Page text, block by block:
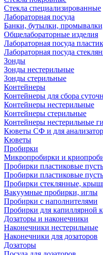
Стекла специализированные
Лабораторная посуда
Банки, бутылки,
Общелабораторные изделия
Лабораторная посуда
Лабораторная посуда
Зонды
Зонды нестерильные
Зонды стерильные
Контейнеры
Контейнеры для сбора
Контейнеры нестерильные
Контейнеры стерильные
Контейнеры нестерильные
Кюветы СФ и для
Кюветы
Пробирки
Микропробирки и
Пробирки пластиковые
Пробирки пластиковые
Пробирки стеклянные,
Вакуумные пробирки, иглы
Пробирки с наполнителями
Пробирки для капиллярной
Дозаторы и наконечники
Наконечники нестерильные
Наконечники для дозаторов
Дозаторы